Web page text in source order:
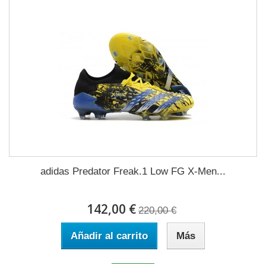
adidas Predator Freak.1 Low FG X-Men...
142,00 € 220,00 €
Añadir al carrito Más